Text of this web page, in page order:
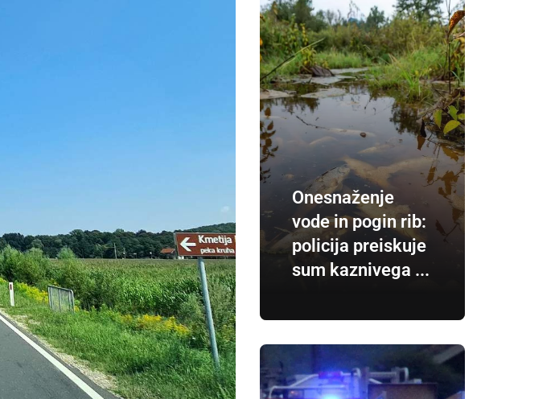
Onesnaženje
vode in pogin rib:
policija preiskuje
sum kaznivega ...